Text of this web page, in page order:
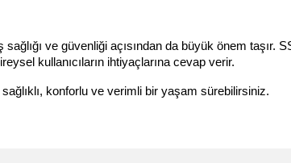
sağlığı ve güvenliği açısından da büyük önem
kullanıcıların ihtiyaçlarına cevap verir.
konforlu ve verimli bir yaşam sürebilirsiniz.